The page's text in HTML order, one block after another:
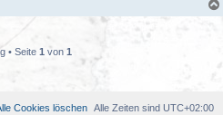
• Seite 1 von 1
Alle Zeiten sind UTC+02:00
Cookies löschen